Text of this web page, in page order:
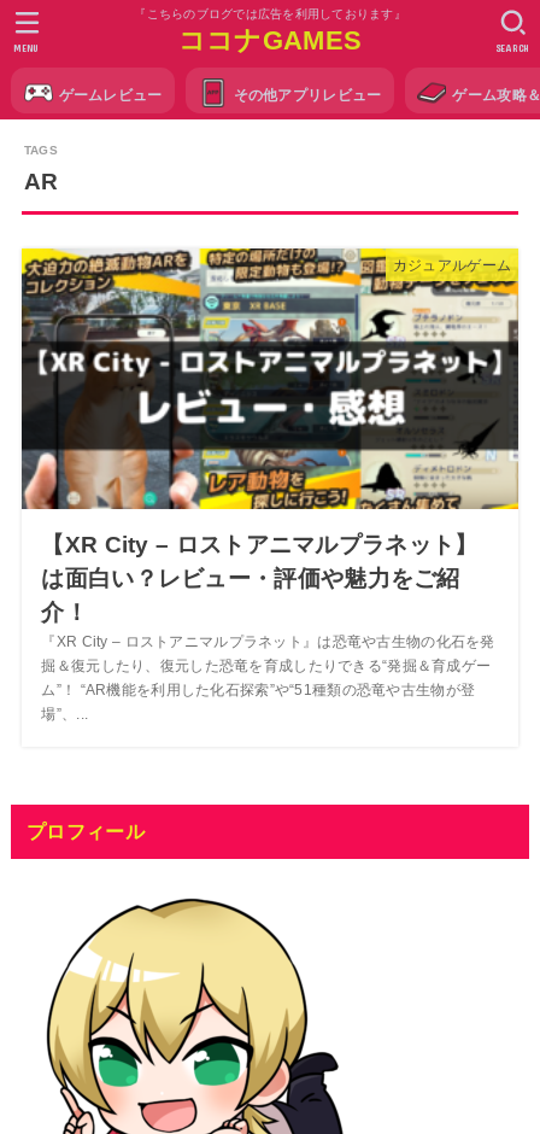
『こちらのブログでは広告を利用しております』
ココナGAMES
ゲームレビュー その他アプリレビュー ゲーム攻略
SEARCH
MENU
AR
カジュアルゲーム
【XR City – ロストアニマルプラネット】
は面白い？レビュー・評価や魅力をご紹
介！
『XR City – ロストアニマルプラネット』は恐竜や古生物の化石を発
掘＆復元したり、復元した恐竜を育成したりできる“発掘＆育成ゲー
ム”！ “AR機能を利用した化石探索”や“51種類の恐竜や古生物が登
場”、...
プロフィール